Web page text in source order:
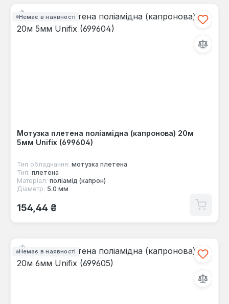
Немає в наявності
Мотузка плетена поліамідна (капронова) 20м
5мм Unifix (699604)
Тип обладнання: мотузка плетена
Тип: плетена
Матеріал: поліамід (капрон)
Діаметр: 5.0 мм
Звичайна ціна:
154,44 ₴
Немає в наявності